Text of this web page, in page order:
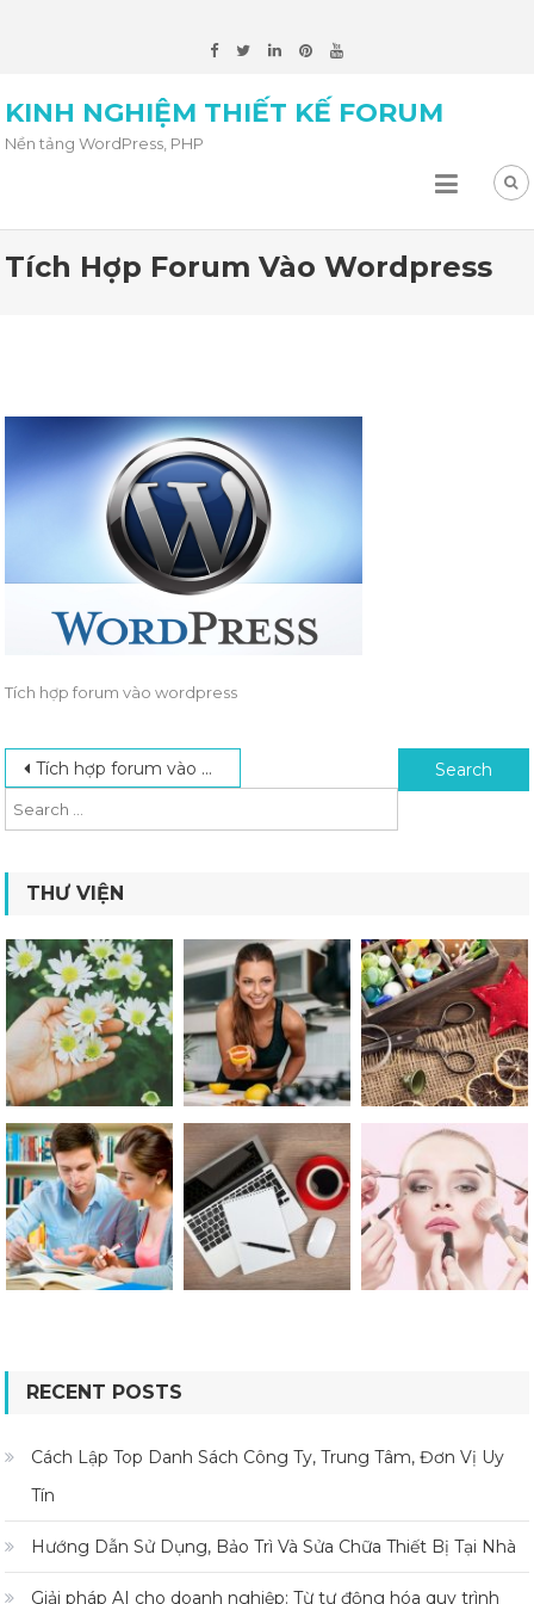
KINH NGHIỆM THIẾT KẾ FORUM
Nền tảng WordPress, PHP
Tích Hợp Forum Vào Wordpress
Tích hợp forum vào wordpress
Post navigation
Tích hợp forum vào wordpress Search for:
THƯ VIỆN
RECENT POSTS
Cách Lập Top Danh Sách Công Ty, Trung Tâm, Đơn Vị Uy
Tín
Hướng Dẫn Sử Dụng, Bảo Trì Và Sửa Chữa Thiết Bị Tại Nhà
Giải pháp AI cho doanh nghiệp: Từ tự động hóa quy trình